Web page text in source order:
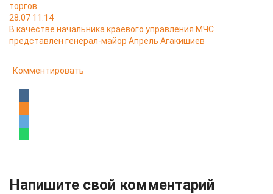
торгов
28.07 11:14
В качестве начальника краевого управления МЧС
представлен генерал-майор Апрель Агакишиев
Комментировать
Напишите свой комментарий